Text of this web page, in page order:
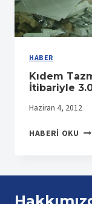
HABER
Kıdem
İtibariyle
Haziran 4, 2012
HABERI OKU